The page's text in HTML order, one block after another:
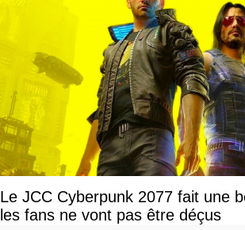
Le JCC Cyberpunk 2077 fait une
les fans ne vont pas être déçus